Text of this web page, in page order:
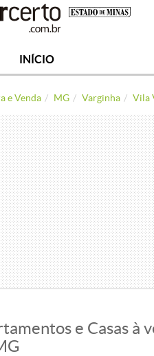
INÍCIO
e Venda MG Varginha Vila
e Casas à